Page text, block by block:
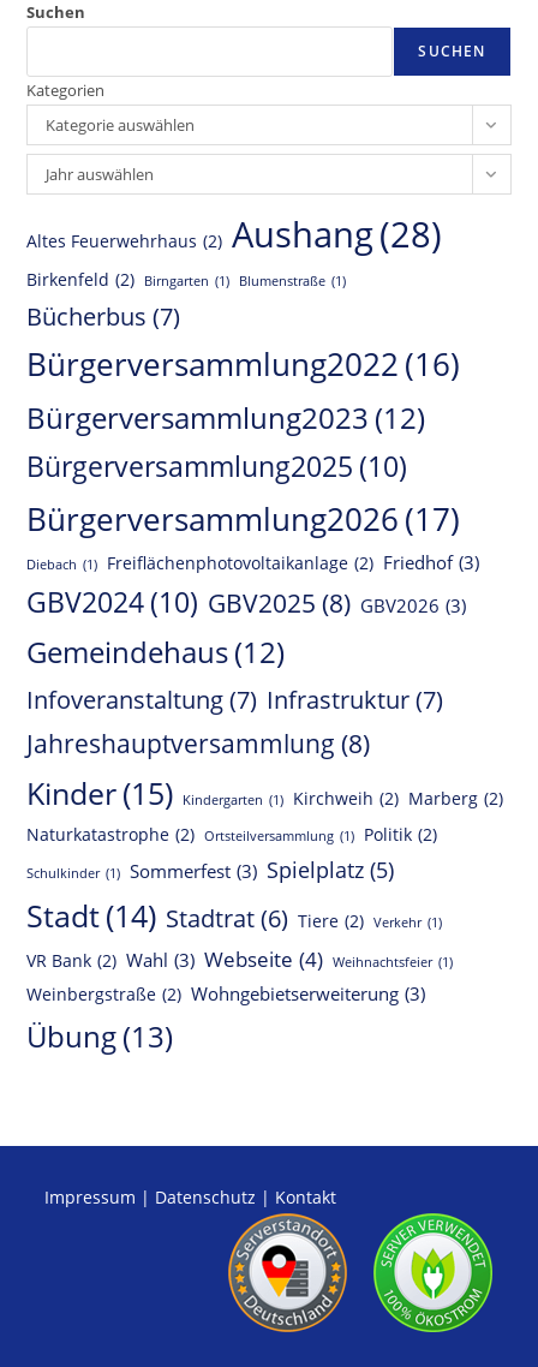
Suchen
SUCHEN
Kategorien
Kategorie auswählen
Archiv
Jahr auswählen
Altes Feuerwehrhaus (2) Aushang(28)
Birkenfeld (2) Birngarten (1) Blumenstraße (1)
Bücherbus (7)
Bürgerversammlung2022 (16)
Bürgerversammlung2023 (12)
Bürgerversammlung2025 (10)
Bürgerversammlung2026(17)
Diebach (1) Freiflächenphotovoltaikanlage (2) Friedhof (3)
GBV2024(10) GBV2025 (8) GBV2026 (3)
Gemeindehaus(12)
Infoveranstaltung(7) Infrastruktur(7)
Jahreshauptversammlung (8)
Kinder(15) Kindergarten (1) Kirchweih (2) Marberg (2)
Naturkatastrophe (2) Ortsteilversammlung (1) Politik (2)
Schulkinder (1) Sommerfest (3) Spielplatz (5)
Stadt(14) Stadtrat (6) Tiere (2) Verkehr (1)
VR Bank (2) Wahl (3) Webseite (4) Weihnachtsfeier (1)
Weinbergstraße (2) Wohngebietserweiterung (3)
Übung(13)
Impressum | Datenschutz | Kontakt